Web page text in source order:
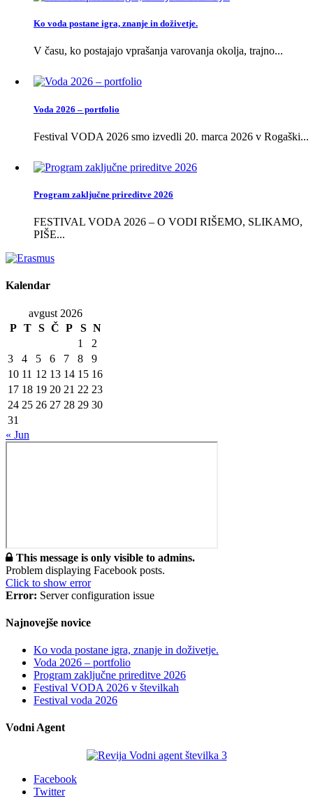
Ko voda postane igra, znanje in doživetje.
V času, ko postajajo vprašanja varovanja okolja, trajno...
Voda 2026 – portfolio
Festival VODA 2026 smo izvedli 20. marca 2026 v Rogaški...
Program zaključne prireditve 2026
FESTIVAL VODA 2026 – O VODI RIŠEMO, SLIKAMO,
PIŠE...
Kalendar
avgust 2026
P T S Č P S N
1
2
3
4 5 6 7 8
9
10 11 12 13 14 15 16
17 18 19 20 21 22 23
24 25 26 27 28 29 30
31
« Jun
This message is only visible to admins.
Problem displaying Facebook posts.
Click to show error
Error: Server configuration issue
Najnovejše novice
Ko voda postane igra, znanje in doživetje.
Voda 2026 – portfolio
Program zaključne prireditve 2026
Festival VODA 2026 v številkah
Festival voda 2026
Vodni Agent
Facebook
Twitter